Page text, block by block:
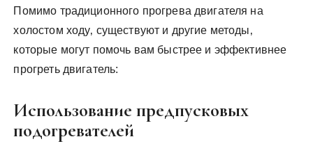
Помимо традиционного прогрева двигателя на
холостом ходу‚ существуют и другие методы‚
которые могут помочь вам быстрее и эффективнее
прогреть двигатель:
Использование предпусковых
подогревателей